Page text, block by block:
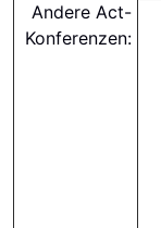
Andere Act-
Konferenzen: